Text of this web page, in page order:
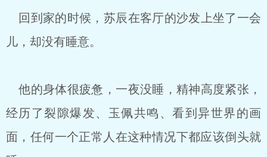
回到家的时候，苏辰在客厅的沙发上坐了一会
儿，却没有睡意。
他的身体很疲惫，一夜没睡，精神高度紧张，
经历了裂隙爆发、玉佩共鸣、看到异世界的画
面，任何一个正常人在这种情况下都应该倒头就